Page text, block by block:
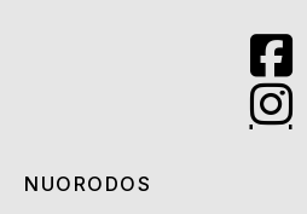
NUORODOS